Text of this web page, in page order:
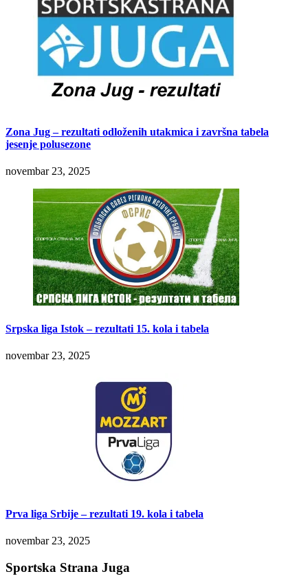
Zona Jug – rezultati odloženih utakmica i završna tabela
jesenje polusezone
novembar 23, 2025
Srpska liga Istok – rezultati 15. kola i tabela
novembar 23, 2025
Prva liga Srbije – rezultati 19. kola i tabela
novembar 23, 2025
Sportska Strana Juga